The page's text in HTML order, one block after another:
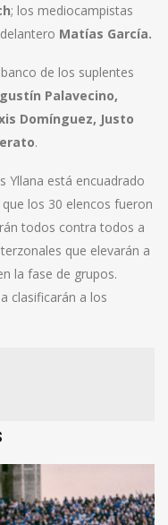
; los mediocampistas
Matías García.
de los suplentes
Palavecino,
Domínguez, Justo
.
Yllana está encuadrado
los 30 elencos fueron
todos contra todos a
que elevarán a
la fase de grupos.
clasificarán a los